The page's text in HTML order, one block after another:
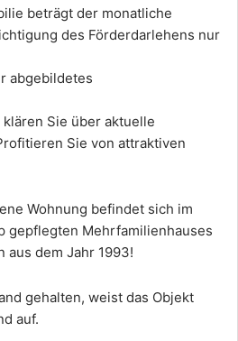
beträgt der monatliche
des Förderdarlehens nur
abgebildetes
Sie über aktuelle
Sie von attraktiven
Wohnung befindet sich im
gepflegten Mehrfamilienhauses
aus dem Jahr 1993!
gehalten, weist das Objekt
auf.